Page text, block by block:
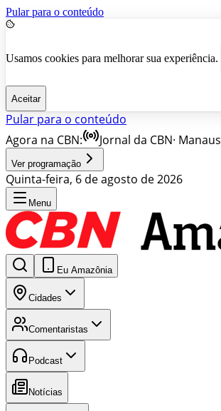
Pular para o conteúdo
Usamos cookies para melhorar sua experiência.
Aceitar
Pular para o conteúdo
Agora na CBN:
Jornal da CBN· Manaus
Ver programação
Quinta-feira, 6 de agosto de 2026
Menu
Eu Amazônia
Cidades
Comentaristas
Podcast
Notícias